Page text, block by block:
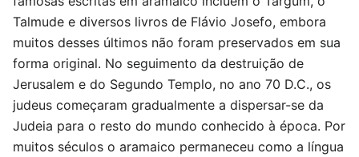
Talmude e diversos livros de Flávio Josefo, embora
muitos desses últimos não foram preservados em sua
forma original. No seguimento da destruição de
Jerusalem e do Segundo Templo, no ano 70 D.C., os
judeus começaram gradualmente a dispersar-se da
Judeia para o resto do mundo conhecido à época. Por
muitos séculos o aramaico permaneceu como a língua